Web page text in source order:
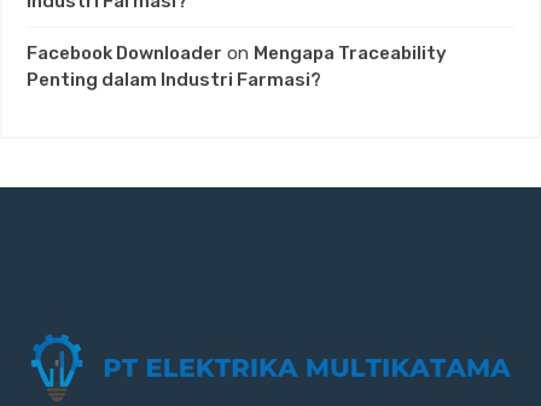
Facebook Downloader on Mengapa Traceability
Penting dalam Industri Farmasi?